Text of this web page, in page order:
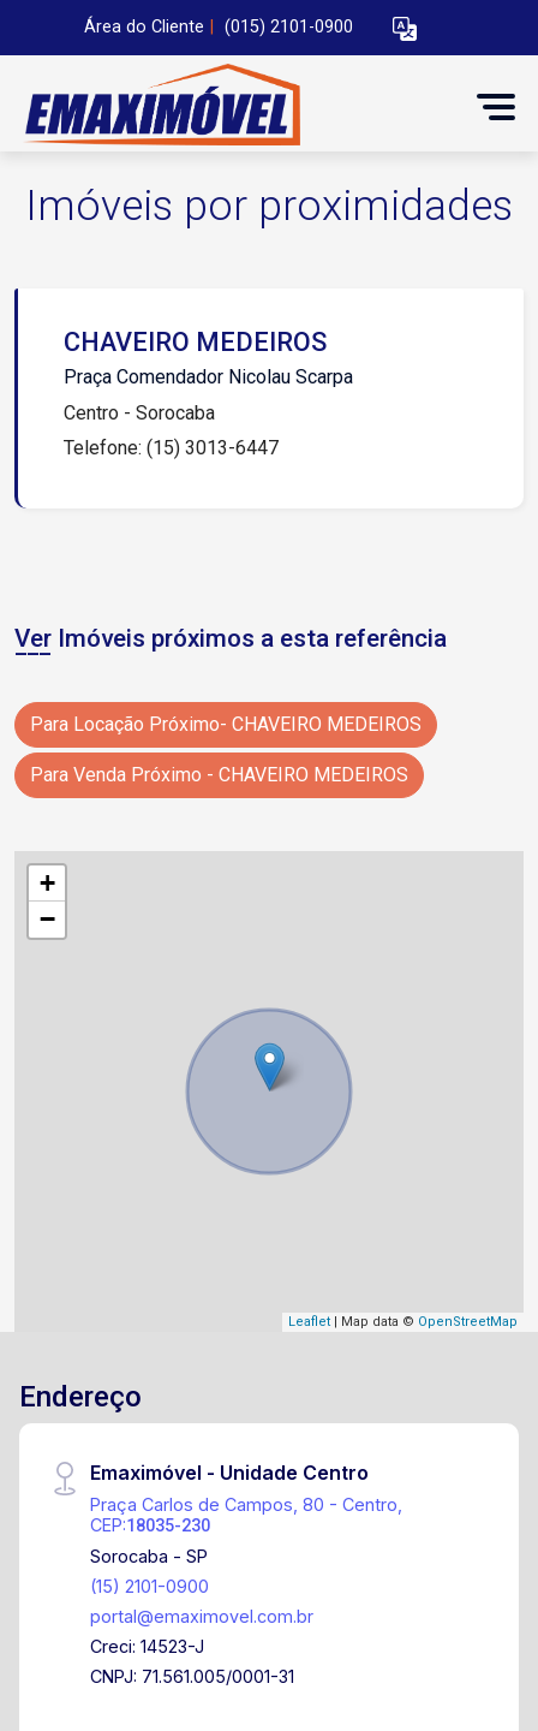
Área do Cliente (015) 2101-0900
Imóveis por proximidades
CHAVEIRO MEDEIROS
Praça Comendador Nicolau Scarpa
Centro - Sorocaba
Telefone: (15) 3013-6447
Ver Imóveis próximos a esta referência
Para Locação Próximo- CHAVEIRO MEDEIROS
Para Venda Próximo - CHAVEIRO MEDEIROS
+
−
Leaflet | Map data © OpenStreetMap
Endereço
Emaximóvel - Unidade Centro
Praça Carlos de Campos, 80 - Centro,
CEP:18035-230
Sorocaba - SP
(15) 2101-0900
portal@emaximovel.com.br
Creci: 14523-J
CNPJ: 71.561.005/0001-31